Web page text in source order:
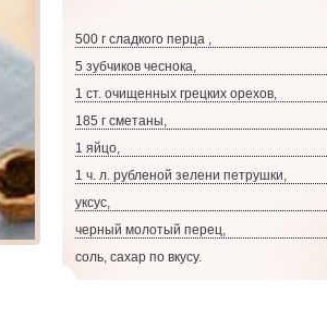
500 г сладкого перца ,
5 зубчиков чеснока,
1 ст. очищенных грецких орехов,
185 г сметаны,
1 яйцо,
1 ч. л. рубленой зелени петрушки,
уксус,
черный молотый перец,
соль, сахар по вкусу.